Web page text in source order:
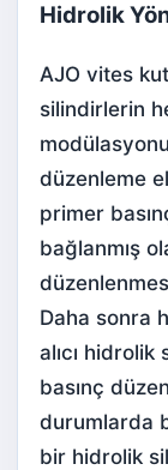
Hidrolik
AJO vites
silindirlerin
düzenleme
primer
bağlanmış
Daha sonra
alıcı
basınç
durumlarda
bir hidrolik